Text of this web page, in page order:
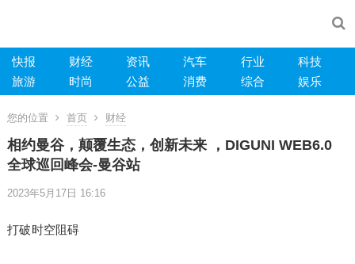
快报 财经 资讯 汽车 行业
科技
旅游
时尚 公益 消费 综合 娱乐
您的位置 首页 财经
相约曼谷，颠覆生态，创新未来 ，DIGUNI WEB6.0
全球巡回峰会-曼谷站
2023年5月17日 16:16
打破时空阻碍